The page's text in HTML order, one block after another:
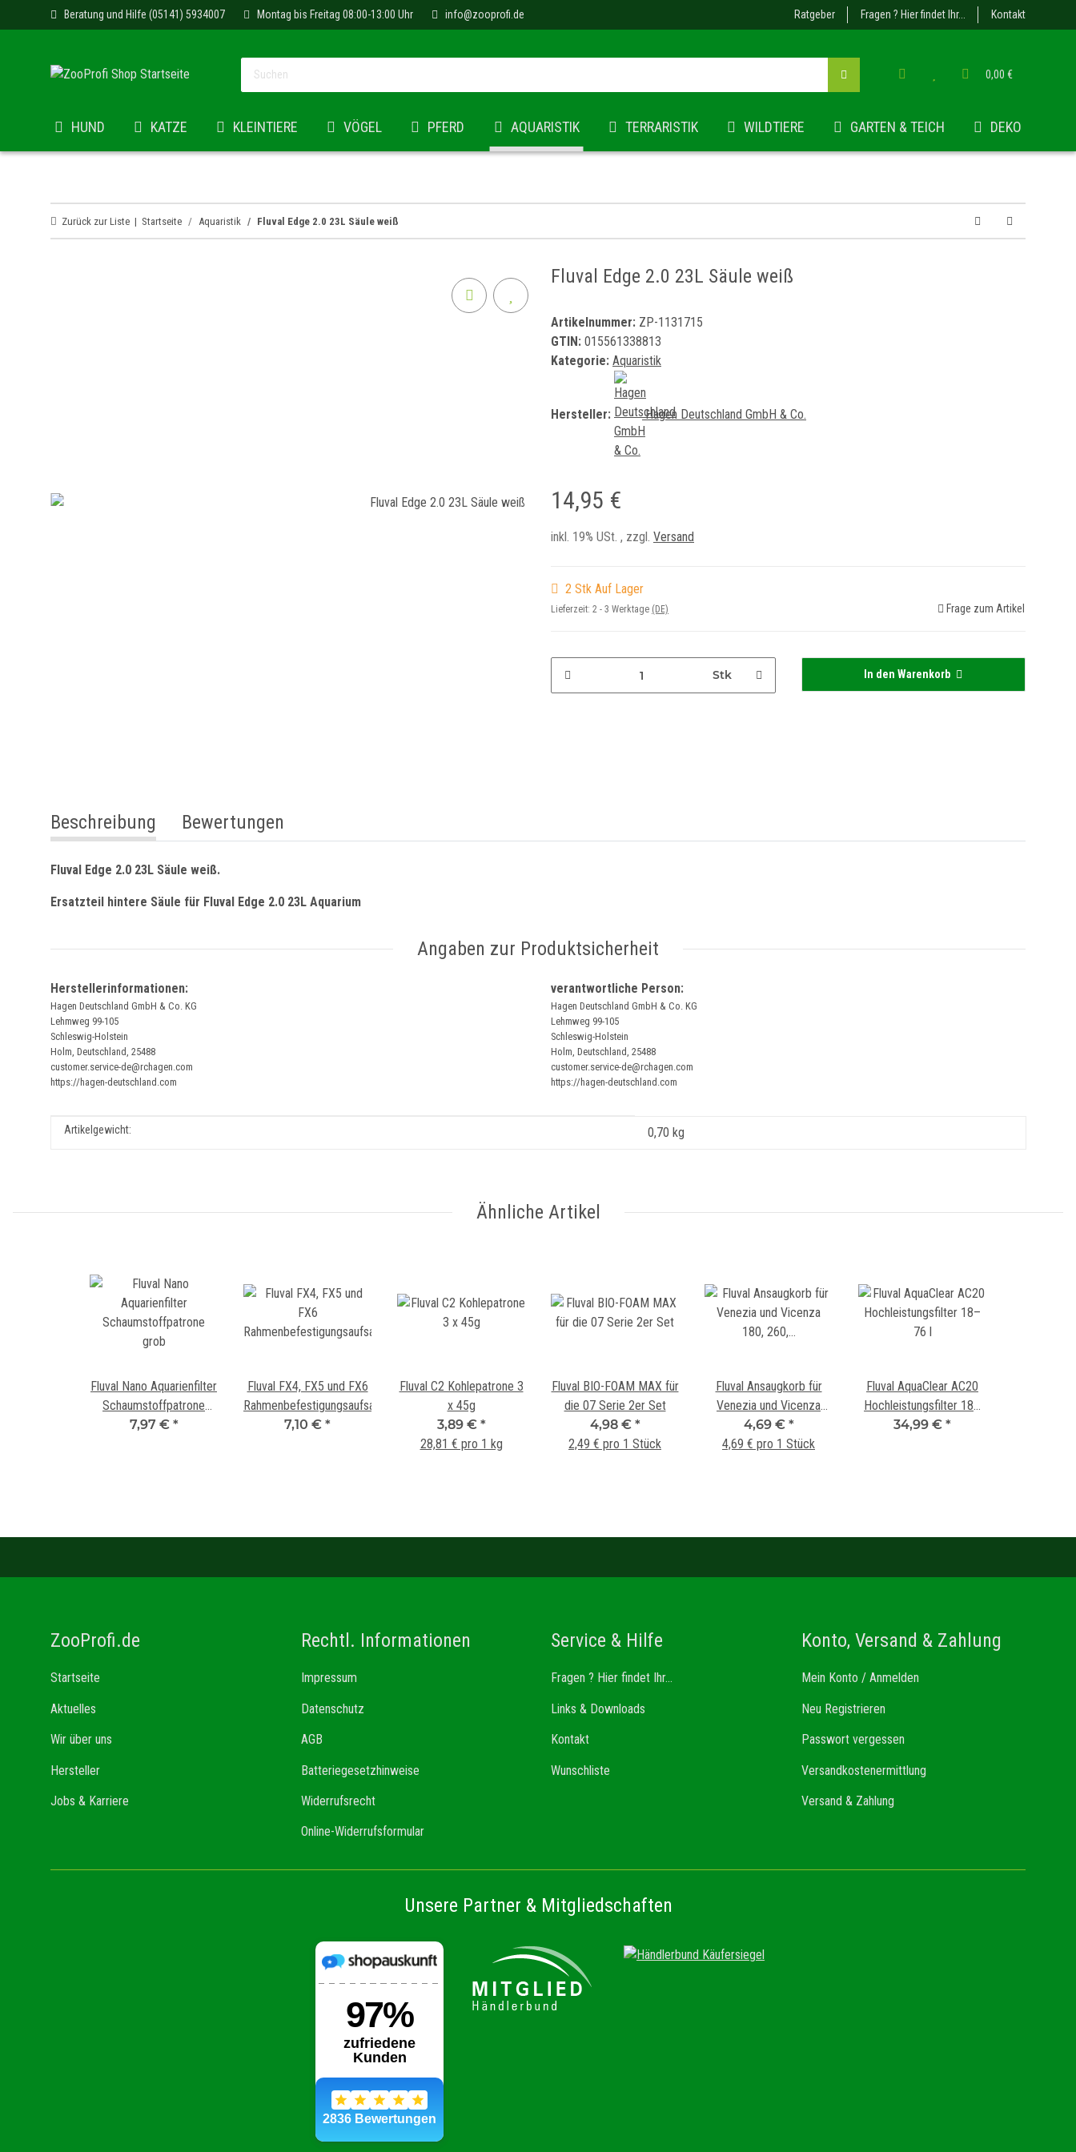
Ratgeber Fragen ? Hier findet Ihr... Kontakt
Beratung und Hilfe (05141) 5934007 Montag bis Freitag 08:00-13:00 Uhr info@zooprofi.de
0,00 €
HUND KATZE KLEINTIERE VÖGEL PFERD AQUARISTIK TERRARISTIK WILDTIERE GARTEN & TEICH DEKO
Zurück zur Liste Startseite Aquaristik Fluval Edge 2.0 23L Säule weiß
Fluval Edge 2.0 23L Säule weiß
Artikelnummer: ZP-1131715
GTIN: 015561338813
Kategorie: Aquaristik
Hersteller: Hagen Deutschland GmbH & Co.
14,95 €
inkl. 19% USt. , zzgl. Versand
2 Stk Auf Lager
Lieferzeit: 2 - 3 Werktage (DE) Frage zum Artikel
Stk In den Warenkorb
weitere Registerkarten anzeigen
Beschreibung Bewertungen
Fluval Edge 2.0 23L Säule weiß.
Ersatzteil hintere Säule für Fluval Edge 2.0 23L Aquarium
Angaben zur Produktsicherheit
Herstellerinformationen:
Hagen Deutschland GmbH & Co. KG
Lehmweg 99-105
Schleswig-Holstein
Holm, Deutschland, 25488
customer.service-de@rchagen.com
https://hagen-deutschland.com
verantwortliche Person:
Hagen Deutschland GmbH & Co. KG
Lehmweg 99-105
Schleswig-Holstein
Holm, Deutschland, 25488
customer.service-de@rchagen.com
https://hagen-deutschland.com
Produkteigenschaft
Wert
Artikelgewicht: 0,70 kg
Ähnliche Artikel
Fluval Nano Aquarienfilter
Schaumstoffpatrone
grob
7,97 € *
Fluval FX4, FX5 und FX6
Rahmenbefestigungsaufsatz
7,10 € *
Fluval C2 Kohlepatrone 3
x 45g
3,89 € *
28,81 € pro 1 kg
Fluval BIO-FOAM MAX für
die 07 Serie 2er Set
4,98 € *
2,49 € pro 1 Stück
Fluval Ansaugkorb für
Venezia und Vicenza
180, 260, 190, 350
4,69 € *
4,69 € pro 1 Stück
Fluval AquaClear AC20
Hochleistungsfilter 18–
76 l
34,99 € *
ZooProfi.de
Startseite
Aktuelles
Wir über uns
Hersteller
Jobs & Karriere
Rechtl. Informationen
Impressum
Datenschutz
AGB
Batteriegesetzhinweise
Widerrufsrecht
Online-Widerrufsformular
Service & Hilfe
Fragen ? Hier findet Ihr...
Links & Downloads
Kontakt
Wunschliste
Konto, Versand & Zahlung
Mein Konto / Anmelden
Neu Registrieren
Passwort vergessen
Versandkostenermittlung
Versand & Zahlung
Unsere Partner & Mitgliedschaften